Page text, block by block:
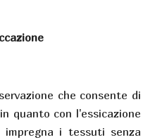
che consente di
quanto con l'essicazione
impregna i tessuti senza